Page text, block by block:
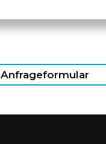
Anfrageformular